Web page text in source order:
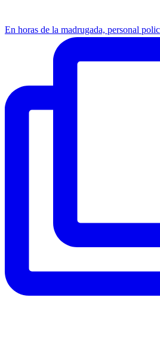
En horas de la madrugada, personal